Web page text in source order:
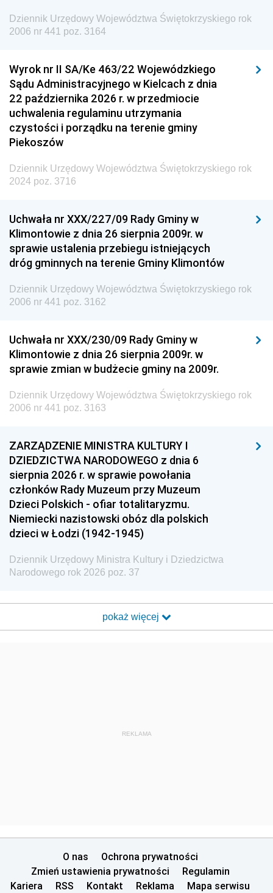
Dziennik Urzędowy Agencji Wywiadu
Dziennik Urzędowy Województwa Świętokrzyskiego rok
2006 nr 441 poz. 3164
Wyrok nr II SA/Ke 463/22 Wojewódzkiego
Sądu Administracyjnego w Kielcach z dnia
22 października 2026 r. w przedmiocie
uchwalenia regulaminu utrzymania
czystości i porządku na terenie gminy
Piekoszów
Dziennik Urzędowy Województwa Świętokrzyskiego rok
2024 poz. 3716
Uchwała nr XXX/227/09 Rady Gminy w
Klimontowie z dnia 26 sierpnia 2009r. w
sprawie ustalenia przebiegu istniejących
dróg gminnych na terenie Gminy Klimontów
Dziennik Urzędowy Województwa Świętokrzyskiego rok
2006 nr 441 poz. 3162
Uchwała nr XXX/230/09 Rady Gminy w
Klimontowie z dnia 26 sierpnia 2009r. w
sprawie zmian w budżecie gminy na 2009r.
Dziennik Urzędowy Województwa Świętokrzyskiego rok
2006 nr 441 poz. 3163
ZARZĄDZENIE MINISTRA KULTURY I
DZIEDZICTWA NARODOWEGO z dnia 6
sierpnia 2026 r. w sprawie powołania
członków Rady Muzeum przy Muzeum
Dzieci Polskich - ofiar totalitaryzmu.
Niemiecki nazistowski obóz dla polskich
dzieci w Łodzi (1942-1945)
Dziennik Urzędowy Ministra Kultury i Dziedzictwa
Narodowego rok 2026 poz. 37
pokaż więcej
REKLAMA
O nas
Ochrona prywatności
Zmień ustawienia prywatności
Regulamin
Kariera
RSS Kontakt Reklama Mapa serwisu